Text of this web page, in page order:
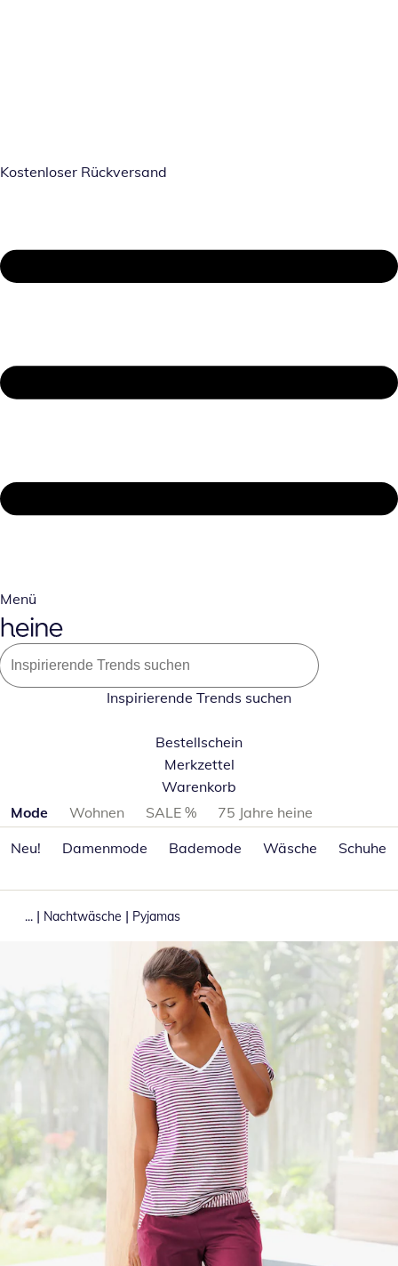
Kostenloser Rückversand
Menü
Inspirierende Trends suchen
Bestellschein
Merkzettel
Warenkorb
Produktkategorien überspringen
Mode Wohnen SALE %
75 Jahre heine
Neu!
Damenmode Bademode Wäsche Schuhe
... | Nachtwäsche | Pyjamas